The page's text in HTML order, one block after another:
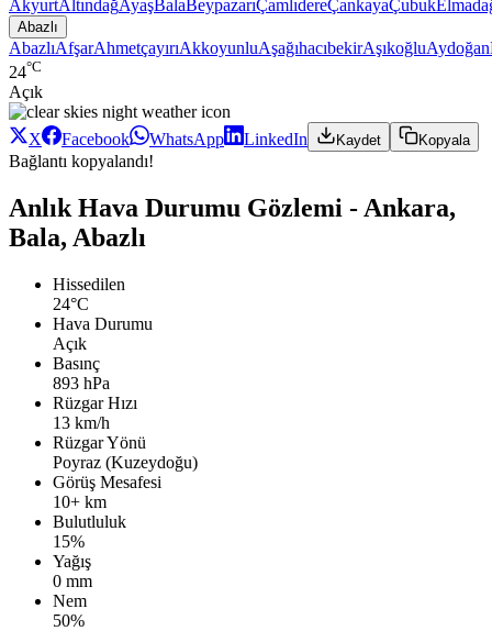
AkyurtAltındağAyaşBalaBeypazarıÇamlıdereÇankayaÇubuk
Abazlı
AbazlıAfşarAhmetçayırıAkkoyunluAşağıhacıbekirAşıkoğluAydoğan
24°C
Açık
X Facebook WhatsApp LinkedIn Kaydet Kopyala
Bağlantı kopyalandı!
Anlık Hava Durumu Gözlemi - Ankara,
Bala, Abazlı
Hissedilen
24°C
Hava Durumu
Açık
Basınç
893 hPa
Rüzgar Hızı
13 km/h
Rüzgar Yönü
Poyraz (Kuzeydoğu)
Görüş Mesafesi
10+ km
Bulutluluk
15%
Yağış
0 mm
Nem
50%